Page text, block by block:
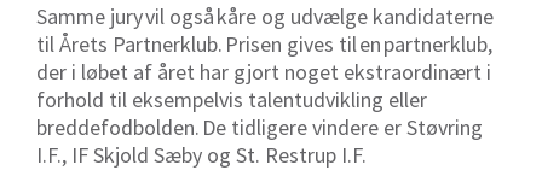
Samme jury vil også kåre og udvælge kandidaterne
til Årets Partnerklub. Prisen gives til en partnerklub,
der i løbet af året har gjort noget ekstraordinært i
forhold til eksempelvis talentudvikling eller
breddefodbolden. De tidligere vindere er Støvring
I.F., IF Skjold Sæby og St. Restrup I.F.